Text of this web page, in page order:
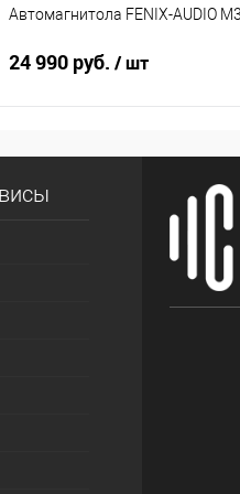
Автомагнитола FENIX-AUDIO
24 990 руб. / шт